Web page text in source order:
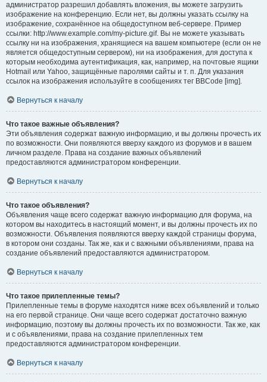
администратор разрешил добавлять вложения, вы можете загрузить
изображение на конференцию. Если нет, вы должны указать ссылку на
изображение, сохранённое на общедоступном веб-сервере. Пример
ссылки: http://www.example.com/my-picture.gif. Вы не можете указывать
ссылку ни на изображения, хранящиеся на вашем компьютере (если он не
является общедоступным сервером), ни на изображения, для доступа к
которым необходима аутентификация, как, например, на почтовые ящики
Hotmail или Yahoo, защищённые паролями сайты и т. п. Для указания
ссылок на изображения используйте в сообщениях тег BBCode [img].
Вернуться к началу
Что такое важные объявления?
Эти объявления содержат важную информацию, и вы должны прочесть их
по возможности. Они появляются вверху каждого из форумов и в вашем
личном разделе. Права на создание важных объявлений
предоставляются администратором конференции.
Вернуться к началу
Что такое объявления?
Объявления чаще всего содержат важную информацию для форума, на
котором вы находитесь в настоящий момент, и вы должны прочесть их по
возможности. Объявления появляются вверху каждой страницы форума,
в котором они созданы. Так же, как и с важными объявлениями, права на
создание объявлений предоставляются администратором.
Вернуться к началу
Что такое прилепленные темы?
Прилепленные темы в форуме находятся ниже всех объявлений и только
на его первой странице. Они чаще всего содержат достаточно важную
информацию, поэтому вы должны прочесть их по возможности. Так же, как
и с объявлениями, права на создание прилепленных тем
предоставляются администратором конференции.
Вернуться к началу